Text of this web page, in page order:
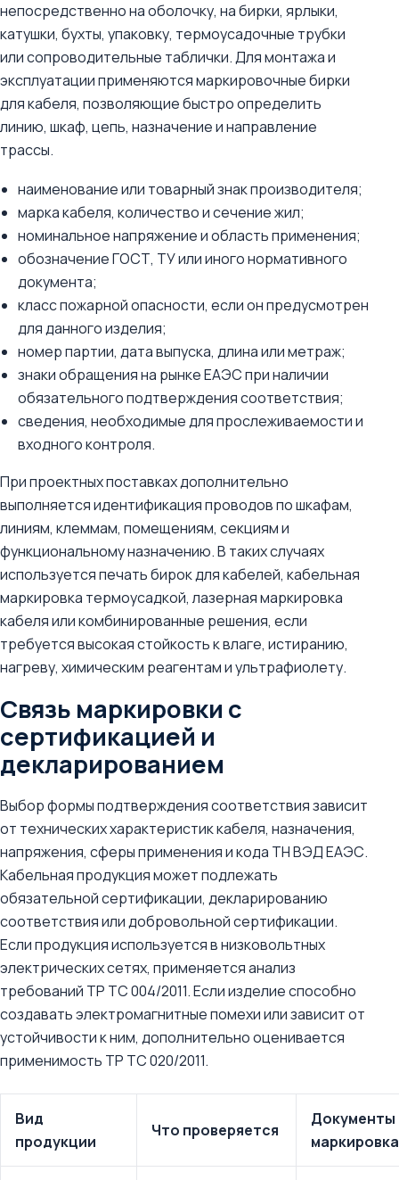
непосредственно на оболочку, на бирки, ярлыки,
катушки, бухты, упаковку, термоусадочные трубки
или сопроводительные таблички. Для монтажа и
эксплуатации применяются маркировочные бирки
для кабеля, позволяющие быстро определить
линию, шкаф, цепь, назначение и направление
трассы.
наименование или товарный знак производителя;
марка кабеля, количество и сечение жил;
номинальное напряжение и область применения;
обозначение ГОСТ, ТУ или иного нормативного
документа;
класс пожарной опасности, если он предусмотрен
для данного изделия;
номер партии, дата выпуска, длина или метраж;
знаки обращения на рынке ЕАЭС при наличии
обязательного подтверждения соответствия;
сведения, необходимые для прослеживаемости и
входного контроля.
При проектных поставках дополнительно
выполняется идентификация проводов по шкафам,
линиям, клеммам, помещениям, секциям и
функциональному назначению. В таких случаях
используется печать бирок для кабелей, кабельная
маркировка термоусадкой, лазерная маркировка
кабеля или комбинированные решения, если
требуется высокая стойкость к влаге, истиранию,
нагреву, химическим реагентам и ультрафиолету.
Связь маркировки с
сертификацией и
декларированием
Выбор формы подтверждения соответствия зависит
от технических характеристик кабеля, назначения,
напряжения, сферы применения и кода ТН ВЭД ЕАЭС.
Кабельная продукция может подлежать
обязательной сертификации, декларированию
соответствия или добровольной сертификации.
Если продукция используется в низковольтных
электрических сетях, применяется анализ
требований ТР ТС 004/2011. Если изделие способно
создавать электромагнитные помехи или зависит от
устойчивости к ним, дополнительно оценивается
применимость ТР ТС 020/2011.
Вид
продукции
Что проверяется
Документы
маркировка